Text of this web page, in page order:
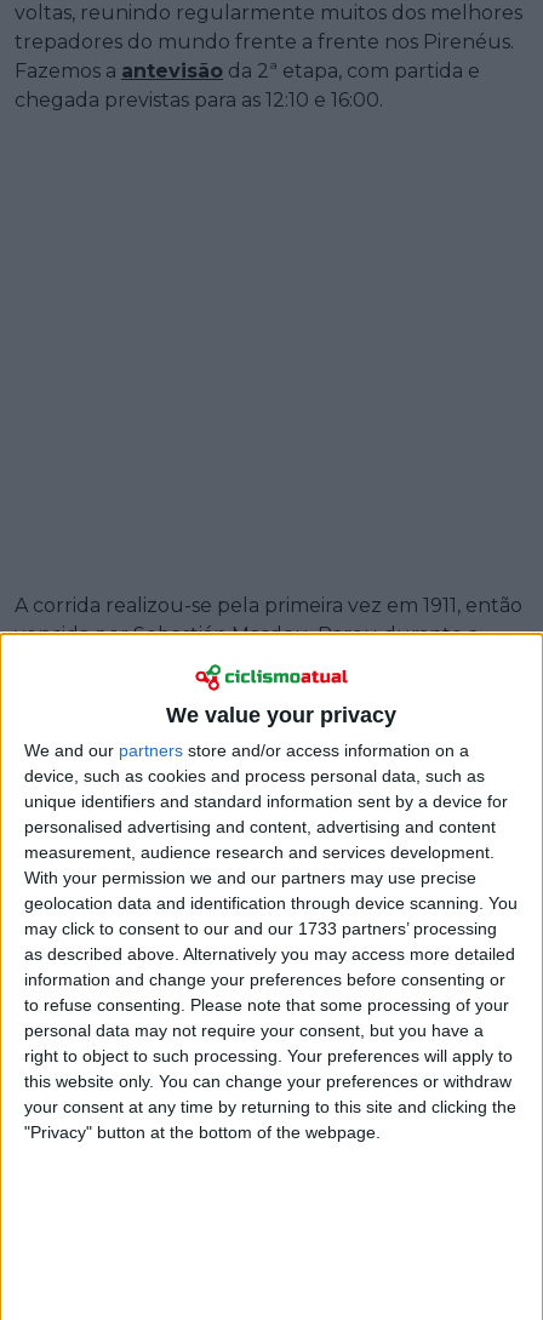
We value your privacy
We and our partners store and/or access information on a
device, such as cookies and process personal data, such as
unique identifiers and standard information sent by a device for
personalised advertising and content, advertising and content
measurement, audience research and services development.
With your permission we and our partners may use precise
geolocation data and identification through device scanning. You
may click to consent to our and our 1733 partners’ processing
as described above. Alternatively you may access more detailed
information and change your preferences before consenting or
to refuse consenting.
Please note that some processing of your
personal data may not require your consent, but you have a
right to object to such processing. Your preferences will apply to
this website only. You can change your preferences or withdraw
your consent at any time by returning to this site and clicking the
"Privacy" button at the bottom of the webpage.
voltas, reunindo regularmente muitos dos melhores
trepadores do mundo frente a frente nos Pirenéus.
Fazemos a antevisão da 2ª etapa, com partida e
chegada previstas para as 12:10 e 16:00.
A corrida realizou-se pela primeira vez em 1911, então
vencida por Sebastián Masdeu. Parou durante a
Primeira Guerra Mundial, mas não durante a
Segunda, mantendo-se como uma das provas de
referência no calendário nesses anos. Não é apenas
atualmente que tem grande importância: no
passado, nomes como Jacques Anquetil e Eddy
Merckx venceram em edições consecutivas. A lista de
vencedores impõe respeito, com Felice Gimondi,
Bernard Thévenet, Freddy Maertens, Francesco
Moser, Sean Kelly, Robert Millar, Miguel Induráin e
Fernando Escartin ainda no século XX.
Neste século, a corrida integrou o então criado
World Tour e foi dominada pela geração dourada
espanhola, com Alberto Contador (mais tarde
desclassificado), Alejandro Valverde e Joaquím
Rodríguez a figurarem no palmarés; Nairo Quintana,
Richie Porte e, mais recentemente, dois eslovenos
também triunfaram. Em 2024 Tadej Pogacar